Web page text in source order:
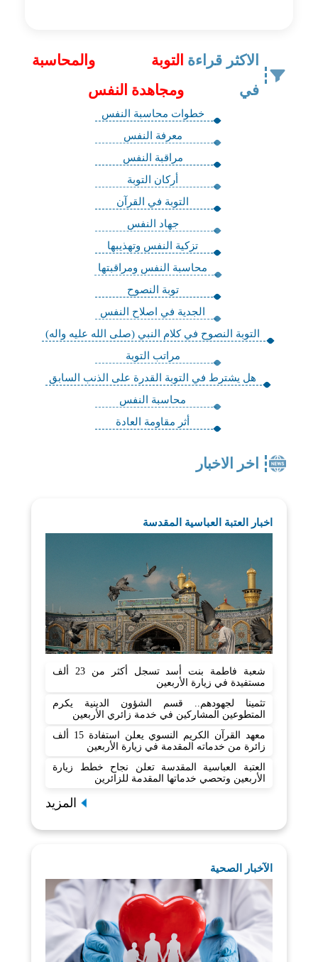
الاكثر قراءة
في
التوبة والمحاسبة
ومجاهدة النفس
خطوات محاسبة النفس
معرفة النفس
مراقبة النفس
أركان التوبة
التوبة في القرآن
جهاد النفس
تزكية النفس وتهذيبها
محاسبة النفس ومراقبتها
توبة النصوح
الجدية في اصلاح النفس
التوبة النصوح في كلام النبي (صلى الله عليه واله)
مراتب التوبة
هل يشترط في التوبة القدرة على الذنب السابق
محاسبة النفس
أثر مقاومة العادة
اخر الاخبار
اخبار العتبة العباسية المقدسة
شعبة فاطمة بنت أسد تسجل أكثر من 23 ألف
مستفيدة في زيارة الأربعين
تثمينا لجهودهم.. قسم الشؤون الدينية يكرم
المتطوعين المشاركين في خدمة زائري الأربعين
معهد القرآن الكريم النسوي يعلن استفادة 15 ألف
زائرة من خدماته المقدمة في زيارة الأربعين
العتبة العباسية المقدسة تعلن نجاح خطط زيارة
الأربعين وتحصي خدماتها المقدمة للزائرين
المزيد
الآخبار الصحية